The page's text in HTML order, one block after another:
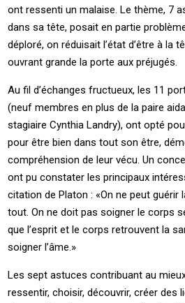
ont ressenti un malaise. Le thème, 7
dans sa tête, posait en partie
déploré, on réduisait l’état d’être à la
ouvrant grande la porte aux préjugés.
Au fil d’échanges fructueux, les 11
(neuf membres en plus de la paire
stagiaire Cynthia Landry), ont opté
pour être bien dans tout son être,
compréhension de leur vécu. Un
ont pu constater les principaux
citation de Platon : «On ne peut guérir
tout. On ne doit pas soigner le corps
que l’esprit et le corps retrouvent la
soigner l’âme.»
Les sept astuces contribuant au
ressentir, choisir, découvrir, créer des